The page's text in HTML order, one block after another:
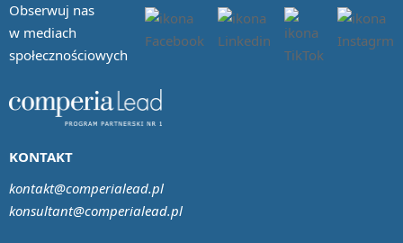
Obserwuj nas
w mediach
społecznościowych
KONTAKT
kontakt@comperialead.pl
konsultant@comperialead.pl